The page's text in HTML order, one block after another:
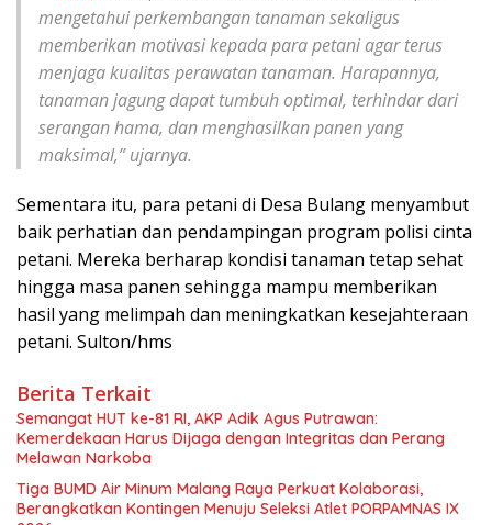
mengetahui perkembangan tanaman sekaligus
memberikan motivasi kepada para petani agar terus
menjaga kualitas perawatan tanaman. Harapannya,
tanaman jagung dapat tumbuh optimal, terhindar dari
serangan hama, dan menghasilkan panen yang
maksimal,” ujarnya.
Sementara itu, para petani di Desa Bulang menyambut
baik perhatian dan pendampingan program polisi cinta
petani. Mereka berharap kondisi tanaman tetap sehat
hingga masa panen sehingga mampu memberikan
hasil yang melimpah dan meningkatkan kesejahteraan
petani. Sulton/hms
Berita Terkait
Semangat HUT ke-81 RI, AKP Adik Agus Putrawan:
Kemerdekaan Harus Dijaga dengan Integritas dan Perang
Melawan Narkoba
Tiga BUMD Air Minum Malang Raya Perkuat Kolaborasi,
Berangkatkan Kontingen Menuju Seleksi Atlet PORPAMNAS IX